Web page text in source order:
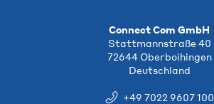
Connect Com GmbH
Stattmannstraße 40
72644 Oberboihingen
Deutschland
+49 7022 9607 100